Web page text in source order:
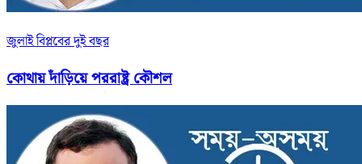
জুলাই বিপ্লবের দুই বছর
কোথায় দাঁড়িয়ে পররাষ্ট্র কৌশল